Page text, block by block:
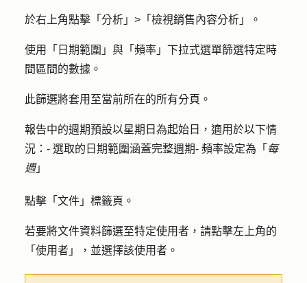
於右上角點擊 「分析」> 「 檢視銷售內容分析 」。
使用「 日期範圍」與 「 頻率」下拉式選單篩選特定時
間區間的數據。
此篩選將套用至當前所在的所有分頁。
報告中的週期預設以星期日為起始日，適用於以下情
況：- 選取的日期範圍涵蓋完整週期- 頻率設定為「 每
週」
點擊「 文件 」標籤頁。
若要將文件資料篩選至特定使用者，請點擊左上角的
「 使用者」 ，並選擇該使用者 。